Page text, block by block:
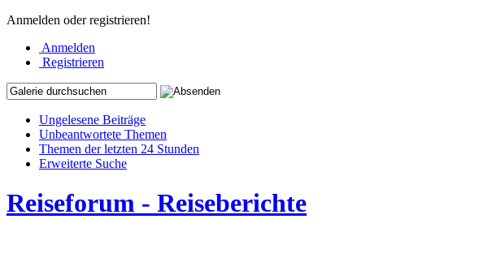
Anmelden oder registrieren!
Anmelden
Registrieren
Ungelesene Beiträge
Unbeantwortete Themen
Themen der letzten 24 Stunden
Erweiterte Suche
Reiseforum - Reiseberichte